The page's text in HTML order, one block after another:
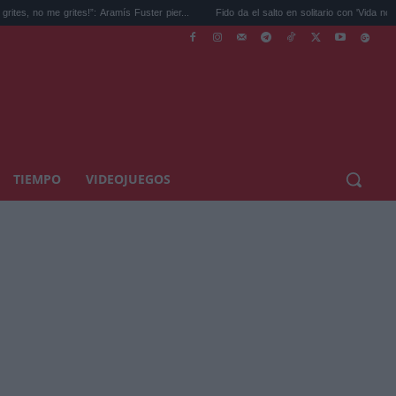
Aramís Fuster pier... Fido da el salto en solitario con 'Vida nocturna' ...
TIEMPO VIDEOJUEGOS